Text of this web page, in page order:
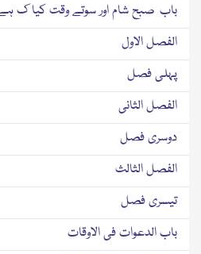
باب صبح شام اور سوتے وقت کیا ک
الفصل الاول
پہلی فصل
الفصل الثانی
دوسری فصل
الفصل الثالث
تیسری فصل
باب الدعوات فی الاوقات